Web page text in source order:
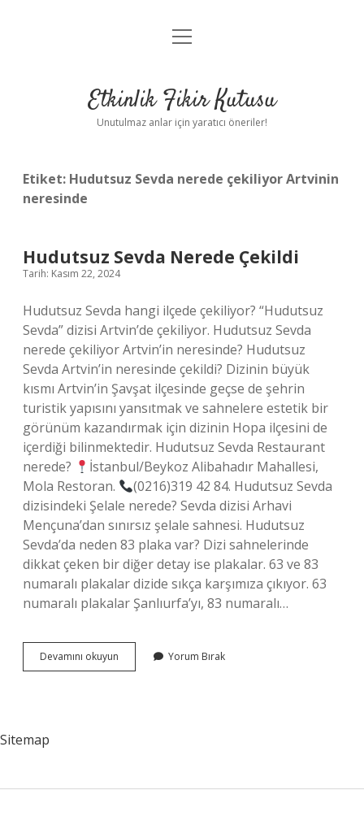
Anasayfa
Yasal Uyarı
menüyü
Etkinlik Fikir Kutusu
Unutulmaz anlar için yaratıcı öneriler!
Etiket: Hudutsuz Sevda nerede çekiliyor Artvinin
neresinde
Hudutsuz Sevda Nerede Çekildi
Tarih: Kasım 22, 2024
Hudutsuz Sevda hangi ilçede çekiliyor? “Hudutsuz
Sevda” dizisi Artvin’de çekiliyor. Hudutsuz Sevda
nerede çekiliyor Artvin’in neresinde? Hudutsuz
Sevda Artvin’in neresinde çekildi? Dizinin büyük
kısmı Artvin’in Şavşat ilçesinde geçse de şehrin
turistik yapısını yansıtmak ve sahnelere estetik bir
görünüm kazandırmak için dizinin Hopa ilçesini de
içerdiği bilinmektedir. Hudutsuz Sevda Restaurant
nerede?
İstanbul/Beykoz Alibahadır Mahallesi,
Mola Restoran.
(0216)319 42 84. Hudutsuz Sevda
dizisindeki Şelale nerede? Sevda dizisi Arhavi
Mençuna’dan sınırsız şelale sahnesi. Hudutsuz
Sevda’da neden 83 plaka var? Dizi sahnelerinde
dikkat çeken bir diğer detay ise plakalar. 63 ve 83
numaralı plakalar dizide sıkça karşımıza çıkıyor. 63
numaralı plakalar Şanlıurfa’yı, 83 numaralı…
Devamını okuyun Hudutsuz
Sevda
Yorum Bırak
Sitemap